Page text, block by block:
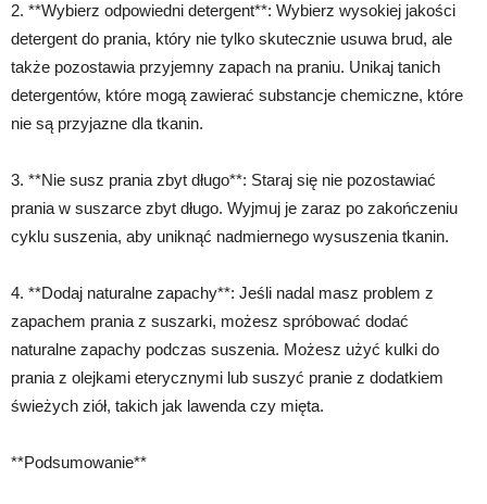
2. **Wybierz odpowiedni detergent**: Wybierz wysokiej jakości
detergent do prania, który nie tylko skutecznie usuwa brud, ale
także pozostawia przyjemny zapach na praniu. Unikaj tanich
detergentów, które mogą zawierać substancje chemiczne, które
nie są przyjazne dla tkanin.
3. **Nie susz prania zbyt długo**: Staraj się nie pozostawiać
prania w suszarce zbyt długo. Wyjmuj je zaraz po zakończeniu
cyklu suszenia, aby uniknąć nadmiernego wysuszenia tkanin.
4. **Dodaj naturalne zapachy**: Jeśli nadal masz problem z
zapachem prania z suszarki, możesz spróbować dodać
naturalne zapachy podczas suszenia. Możesz użyć kulki do
prania z olejkami eterycznymi lub suszyć pranie z dodatkiem
świeżych ziół, takich jak lawenda czy mięta.
**Podsumowanie**